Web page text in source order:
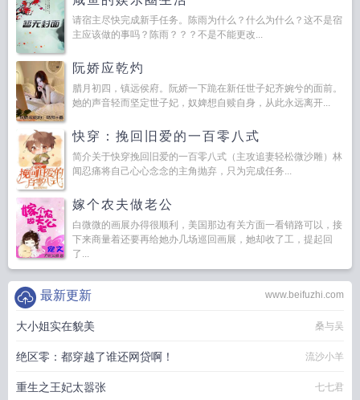
请宿主尽快完成新手任务。陈雨为什么？什么为什么？这不是宿
主应该做的事吗？陈雨？？？不是不能更改...
阮娇应乾灼
腊月初四，镇远侯府。阮娇一下跪在新任世子妃齐婉兮的面前。
她的声音轻而坚定世子妃，奴婢想自赎自身，从此永远离开...
快穿：挽回旧爱的一百零八式
简介关于快穿挽回旧爱的一百零八式（主攻追妻轻松微沙雕）林
闻忍痛将自己心心念念的主角抛弃，只为完成任务...
嫁个农夫做老公
白微微的画展办得很顺利，美国那边有关方面一看销路可以，接
下来商量着还要再给她办几场巡回画展，她却收了工，提起回
了...
www.beifuzhi.com
最新更新
大小姐实在貌美 桑与吴
绝区零：都穿越了谁还网贷啊！ 流沙小羊
重生之王妃太嚣张 七七君